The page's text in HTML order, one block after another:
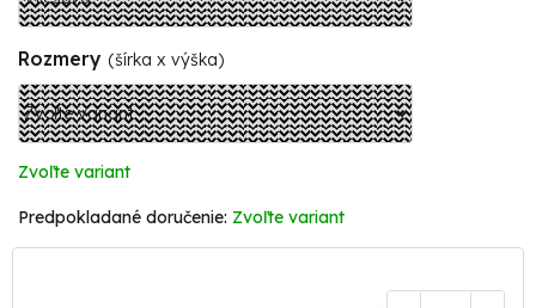
Rozmery (šírka x výška)
Zvoľte variant
Zvoľte variant